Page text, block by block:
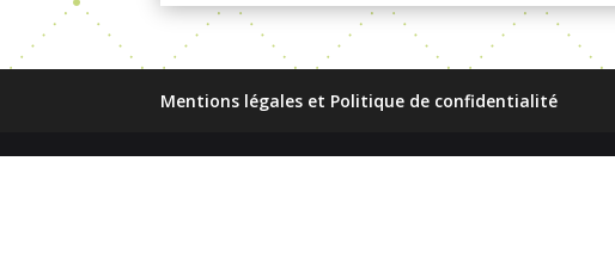
Mentions légales et Politique de confidentialité